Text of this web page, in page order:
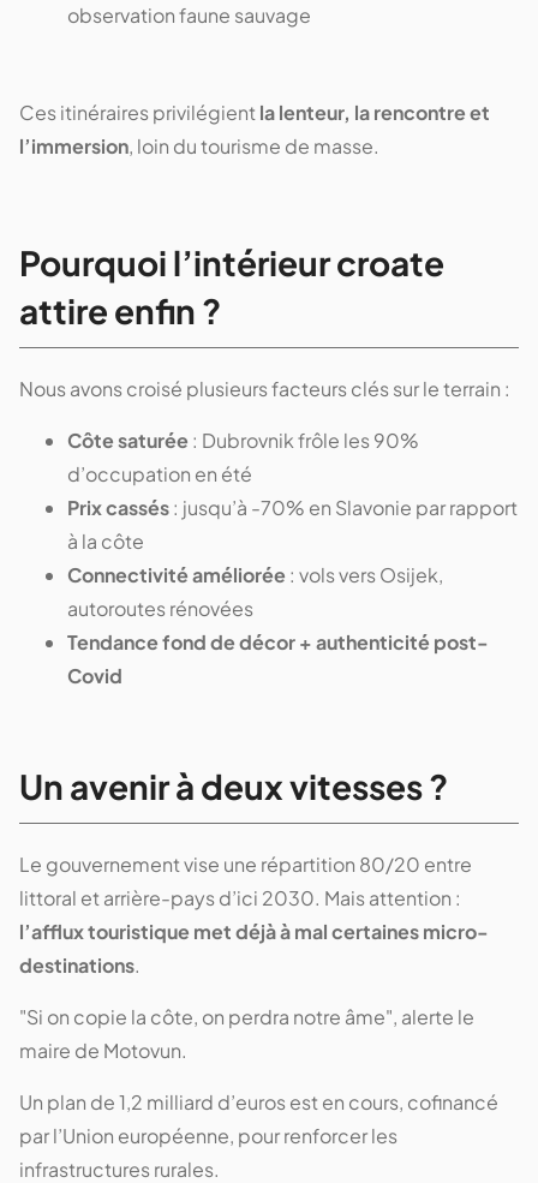
observation faune sauvage
Ces itinéraires privilégient la lenteur, la rencontre et
l’immersion, loin du tourisme de masse.
Pourquoi l’intérieur croate
attire enfin ?
Nous avons croisé plusieurs facteurs clés sur le terrain :
Côte saturée: Dubrovnik frôle les 90%
d’occupation en été
Prix cassés: jusqu’à -70% en Slavonie par rapport
à la côte
Connectivité améliorée: vols vers Osijek,
autoroutes rénovées
Tendance fond de décor + authenticité post-
Covid
Un avenir à deux vitesses ?
Le gouvernement vise une répartition 80/20 entre
littoral et arrière-pays d’ici 2030. Mais attention :
l’afflux touristique met déjà à mal certaines micro-
destinations.
"Si on copie la côte, on perdra notre âme", alerte le
maire de Motovun.
Un plan de 1,2 milliard d’euros est en cours, cofinancé
par l’Union européenne, pour renforcer les
infrastructures rurales.